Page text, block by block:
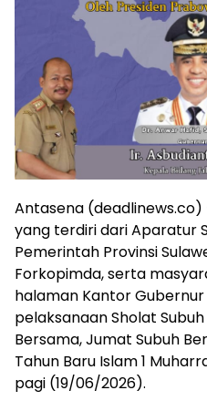
Antasena (deadlinews.co)
yang terdiri dari Aparatur
Pemerintah Provinsi
Forkopimda, serta
halaman Kantor
pelaksanaan Sholat
Bersama, Jumat Subuh
Tahun Baru Islam 1
pagi (19/06/2026).